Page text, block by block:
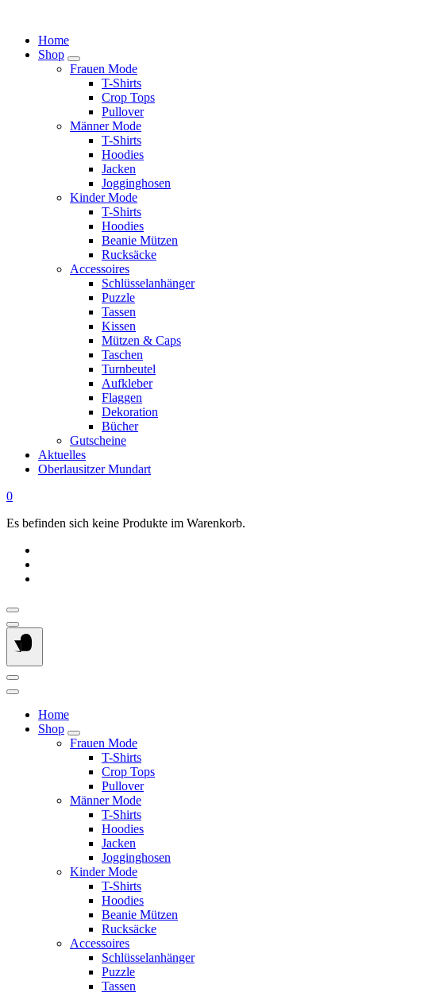
Inhalt
Home
Shop
Frauen Mode
T-Shirts
Crop Tops
Pullover
Männer Mode
T-Shirts
Hoodies
Jacken
Jogginghosen
Kinder Mode
T-Shirts
Hoodies
Beanie Mützen
Rucksäcke
Accessoires
Schlüsselanhänger
Puzzle
Tassen
Kissen
Mützen & Caps
Taschen
Turnbeutel
Aufkleber
Flaggen
Dekoration
Bücher
Gutscheine
Aktuelles
Oberlausitzer Mundart
0
Es befinden sich keine Produkte im Warenkorb.
Home
Shop
Frauen Mode
T-Shirts
Crop Tops
Pullover
Männer Mode
T-Shirts
Hoodies
Jacken
Jogginghosen
Kinder Mode
T-Shirts
Hoodies
Beanie Mützen
Rucksäcke
Accessoires
Schlüsselanhänger
Puzzle
Tassen